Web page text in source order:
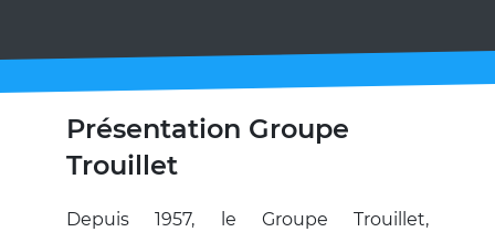
Présentation Groupe
Trouillet
Depuis 1957, le Groupe Trouillet,